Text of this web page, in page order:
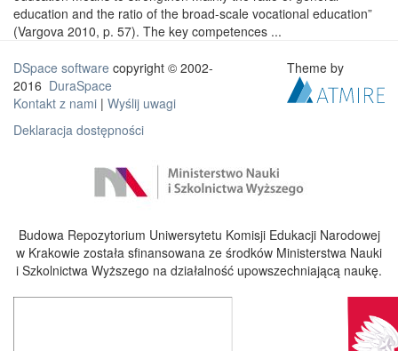
education and the ratio of the broad-scale vocational education”
(Vargova 2010, p. 57). The key competences ...
DSpace software copyright © 2002-
2016 DuraSpace
Kontakt z nami | Wyślij uwagi
Deklaracja dostępności
Theme by
Budowa Repozytorium Uniwersytetu Komisji Edukacji Narodowej
w Krakowie została sfinansowana ze środków Ministerstwa Nauki
i Szkolnictwa Wyższego na działalność upowszechniającą naukę.